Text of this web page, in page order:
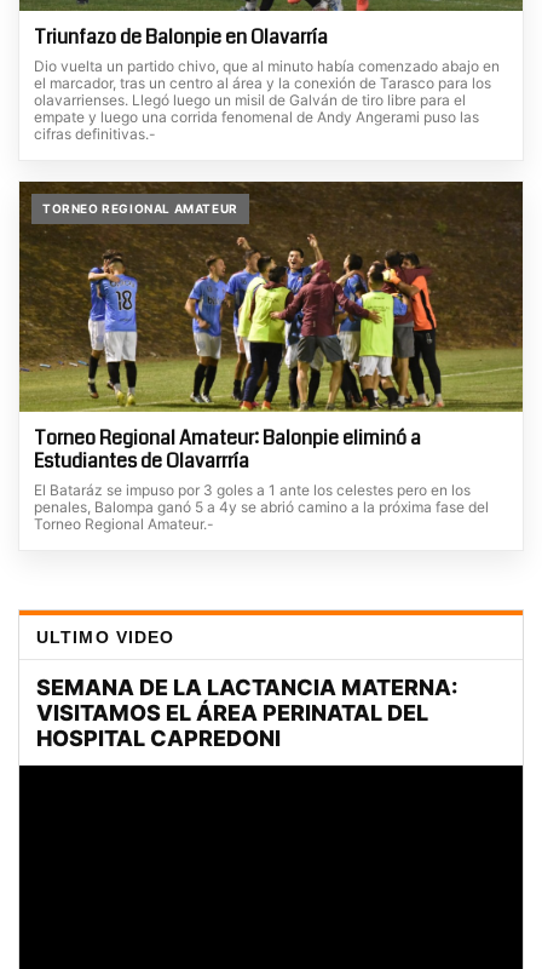
Triunfazo de Balonpie en Olavarría
Dio vuelta un partido chivo, que al minuto había comenzado abajo en
el marcador, tras un centro al área y la conexión de Tarasco para los
olavarrienses. Llegó luego un misil de Galván de tiro libre para el
empate y luego una corrida fenomenal de Andy Angerami puso las
cifras definitivas.-
TORNEO REGIONAL AMATEUR
Torneo Regional Amateur: Balonpie eliminó a
Estudiantes de Olavarrría
El Bataráz se impuso por 3 goles a 1 ante los celestes pero en los
penales, Balompa ganó 5 a 4y se abrió camino a la próxima fase del
Torneo Regional Amateur.-
ULTIMO VIDEO